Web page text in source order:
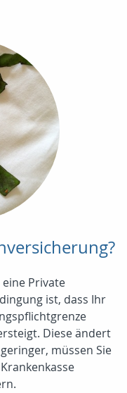
Private
ist, dass Ihr
Diese ändert
müssen Sie